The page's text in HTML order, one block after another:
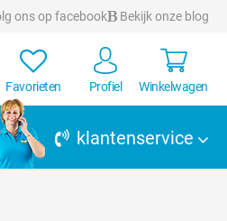
ons op facebook Bekijk onze blog
Favorieten Profiel Winkelwagen
klantenservice